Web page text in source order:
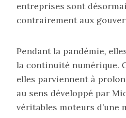
entreprises sont
contrairement aux
Pendant la pandémie,
la continuité numérique.
elles parviennent à
au sens développé par
véritables moteurs d’une